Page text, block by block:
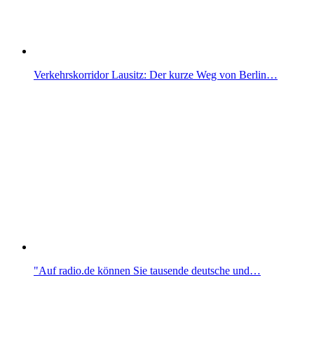
Verkehrskorridor Lausitz: Der kurze Weg von Berlin…
"Auf radio.de können Sie tausende deutsche und…